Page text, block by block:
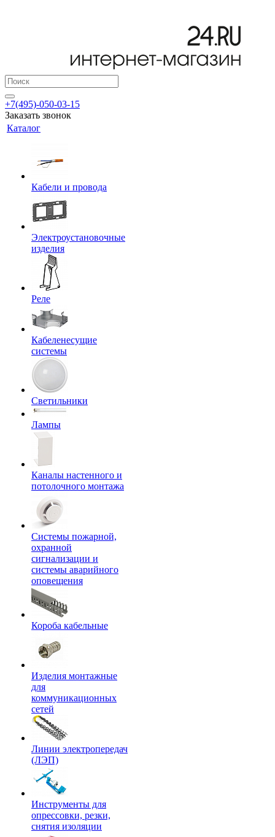
+7(495)-050-03-15
Заказать звонок
Каталог
Кабели и провода
Электроустановочные
изделия
Реле
Кабеленесущие
системы
Светильники
Лампы
Каналы настенного и
потолочного монтажа
Системы пожарной,
охранной
сигнализации и
системы аварийного
оповещения
Короба кабельные
Изделия монтажные
для
коммуникационных
сетей
Линии электропередач
(ЛЭП)
Инструменты для
опрессовки, резки,
снятия изоляции